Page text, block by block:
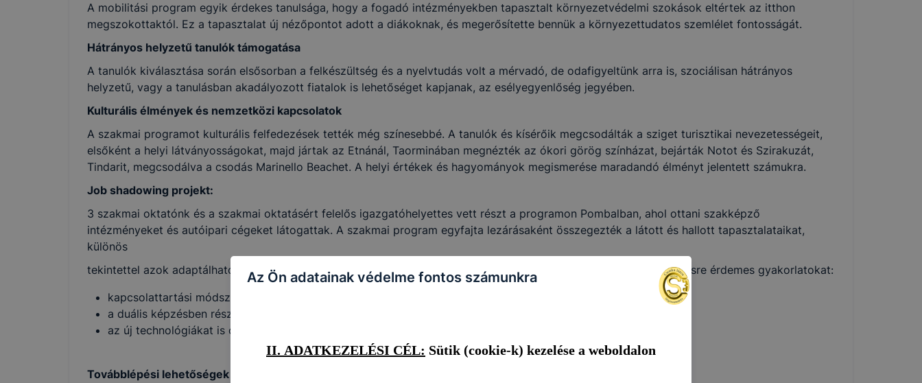
A mobilitási program egyik érdekes tanulsága, hogy a fogadó intézményekben tapasztalt környezetvédelmi szokások eltértek az itthon
megszokottaktól. Ez a tapasztalat új nézőpontot adott a diákoknak, és megerősítette bennük a környezettudatos szemlélet fontosságát.
Hátrányos helyzetű tanulók támogatása
A tanulók kiválasztása során elsősorban a felkészültség és a nyelvtudás volt a mérvadó, de odafigyeltünk arra is, szociálisan hátrányos
helyzetű, vagy a tanulásban akadályozott fiatalok is lehetőséget kapjanak, az esélyegyenlőség jegyében.
Kulturális élmények és nemzetközi kapcsolatok
A szakmai programot kulturális felfedezések tették még színesebbé. A tanulók és kísérőik megcsodálták a sziget turisztikai nevezetességeit,
elsőként a helyi látványosságokat, majd jártak az Etnánál, Taorminában megnézték az ókori görög színházat, bejárták Notot és Szirakuzát,
Tindarit, megcsodálva a csodás Marinello Beachet. A helyi értékek és hagyományok megismerése maradandó élményt jelentett számukra.
Job shadowing projekt:
3 szakmai oktatónk és a szakmai oktatásért felelős igazgatóhelyettes vett részt a programon Pombalban, ahol ottani szakképző
intézményeket és autóipari cégeket látogattak. A szakmai program egyfajta lezárásaként összegezték a látott és hallott tapasztalataikat,
különös
tekintettel azok adaptálhatóságára a hazai oktatási/képzési viszonyainkhoz. A következő témákban találtak követésre érdemes gyakorlatokat:
kapcsolattartási módszerek a duális képzésben résztvevő cégek és iskolák között
a duális képzésben résztvevő diákok kiválasztásában szerepet játszó tényezők vizsgálata
az új technológiákat is oktató képzési helyek preferálása.
Továbblépési lehetőségek
Az Ön adatainak védelme fontos számunkra
Intézményünk a személyes adatokat bizalmasan kezeli, az adatok megőrzése érdekében megtesz
adatkezelést elősegítő technikai és szervezési intézkedéseket.
Fogalmak
A jelen tájékoztató fogalmi rendszere megegyezik a Rendelet 4. cikkében meghatározott értelmező
fogalommagyarázataival, illetve bizonyos pontokban kiegészítetten Infotv.
3. § értelmező
Amikor a jelen tájékoztató adatokról, vagy adatkezelésről rendelkezik, azon személyes adatokat,
II. ADATKEZELÉSI CÉL: Sütik (cookie-k) kezelése a weboldalon